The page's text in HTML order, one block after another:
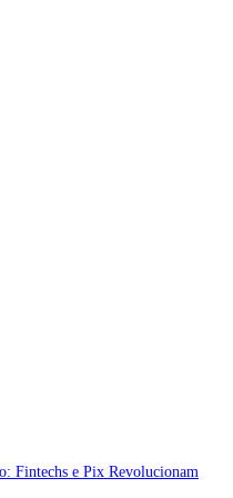
Fintechs e Pix Revolucionam